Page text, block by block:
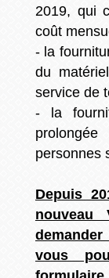
2019, qui
coût
- la
du
service de
- la
personnes
Depuis
nouveau
vous